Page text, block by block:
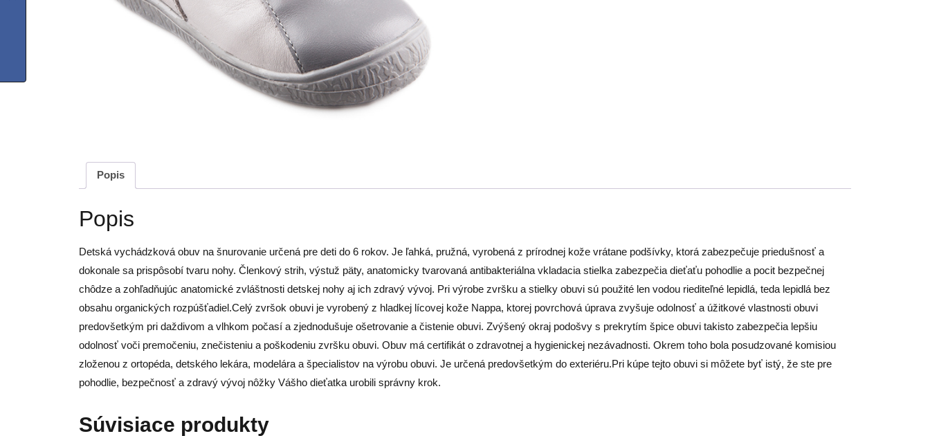
Popis
Popis
Detská vychádzková obuv na šnurovanie určená pre deti do 6 rokov. Je ľahká, pružná, vyrobená z prírodnej kože vrátane podšívky, ktorá zabezpečuje priedušnosť a
dokonale sa prispôsobí tvaru nohy. Členkový strih, výstuž päty, anatomicky tvarovaná antibakteriálna vkladacia stielka zabezpečia dieťaťu pohodlie a pocit bezpečnej
chôdze a zohľadňujúc anatomické zvláštnosti detskej nohy aj ich zdravý vývoj. Pri výrobe zvršku a stielky obuvi sú použité len vodou riediteľné lepidlá, teda lepidlá bez
obsahu organických rozpúšťadiel.Celý zvršok obuvi je vyrobený z hladkej lícovej kože Nappa, ktorej povrchová úprava zvyšuje odolnosť a úžitkové vlastnosti obuvi
predovšetkým pri daždivom a vlhkom počasí a zjednodušuje ošetrovanie a čistenie obuvi. Zvýšený okraj podošvy s prekrytím špice obuvi takisto zabezpečia lepšiu
odolnosť voči premočeniu, znečisteniu a poškodeniu zvršku obuvi. Obuv má certifikát o zdravotnej a hygienickej nezávadnosti. Okrem toho bola posudzované komisiou
zloženou z ortopéda, detského lekára, modelára a špecialistov na výrobu obuvi. Je určená predovšetkým do exteriéru.Pri kúpe tejto obuvi si môžete byť istý, že ste pre
pohodlie, bezpečnosť a zdravý vývoj nôžky Vášho dieťatka urobili správny krok.
Súvisiace produkty